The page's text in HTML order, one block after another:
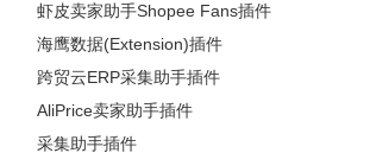
虾皮卖家助手Shopee Fans插件
海鹰数据(Extension)插件
跨贸云ERP采集助手插件
AliPrice卖家助手插件
采集助手插件